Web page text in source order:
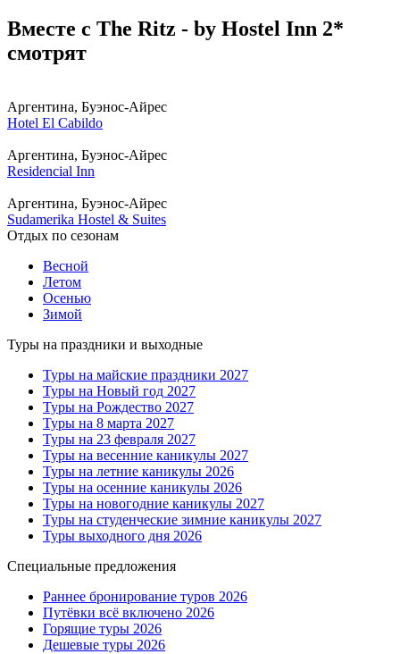
Вместе с The Ritz - by Hostel Inn 2*
смотрят
Аргентина, Буэнос-Айрес
Hotel El Cabildo
Аргентина, Буэнос-Айрес
Residencial Inn
Аргентина, Буэнос-Айрес
Sudamerika Hostel & Suites
Отдых по сезонам
Весной
Летом
Осенью
Зимой
Туры на праздники и выходные
Туры на майские праздники 2027
Туры на Новый год 2027
Туры на Рождество 2027
Туры на 8 марта 2027
Туры на 23 февраля 2027
Туры на весенние каникулы 2027
Туры на летние каникулы 2026
Туры на осенние каникулы 2026
Туры на новогодние каникулы 2027
Туры на студенческие зимние каникулы 2027
Туры выходного дня 2026
Специальные предложения
Раннее бронирование туров 2026
Путёвки всё включено 2026
Горящие туры 2026
Дешевые туры 2026